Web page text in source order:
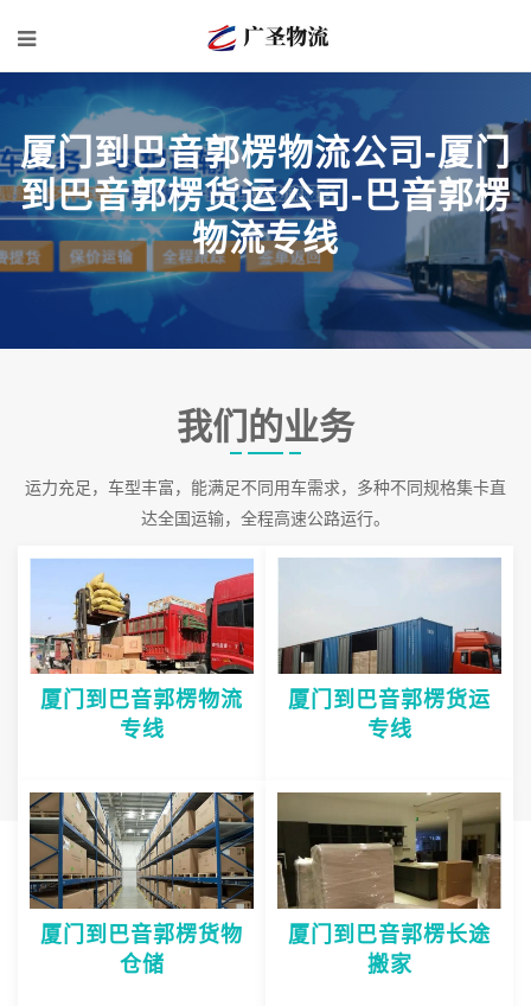
厦门到巴音郭楞物流公司-厦门
到巴音郭楞货运公司-巴音郭楞
物流专线
我们的业务
运力充足，车型丰富，能满足不同用车需求，多种不同规格集卡直
达全国运输，全程高速公路运行。
厦门到巴音郭楞物流
专线
厦门到巴音郭楞货运
专线
厦门到巴音郭楞货物
仓储
厦门到巴音郭楞长途
搬家